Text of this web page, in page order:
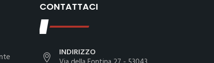
CONTATTACI
INDIRIZZO